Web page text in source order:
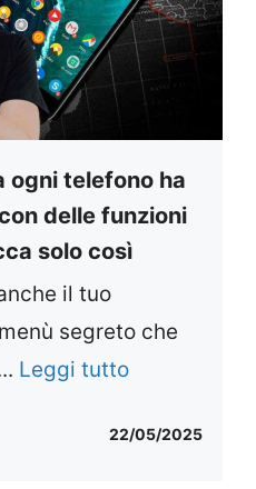
ogni telefono ha
delle funzioni
solo così
il tuo
segreto che
Leggi tutto
22/05/2025